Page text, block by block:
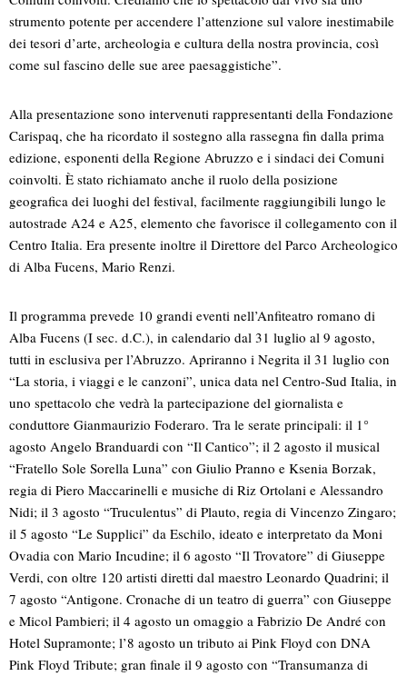
strumento potente per accendere l’attenzione sul valore inestimabile
dei tesori d’arte, archeologia e cultura della nostra provincia, così
come sul fascino delle sue aree paesaggistiche”.
Alla presentazione sono intervenuti rappresentanti della Fondazione
Carispaq, che ha ricordato il sostegno alla rassegna fin dalla prima
edizione, esponenti della Regione Abruzzo e i sindaci dei Comuni
coinvolti. È stato richiamato anche il ruolo della posizione
geografica dei luoghi del festival, facilmente raggiungibili lungo le
autostrade A24 e A25, elemento che favorisce il collegamento con il
Centro Italia. Era presente inoltre il Direttore del Parco Archeologico
di Alba Fucens, Mario Renzi.
Il programma prevede 10 grandi eventi nell’Anfiteatro romano di
Alba Fucens (I sec. d.C.), in calendario dal 31 luglio al 9 agosto,
tutti in esclusiva per l’Abruzzo. Apriranno i Negrita il 31 luglio con
“La storia, i viaggi e le canzoni”, unica data nel Centro-Sud Italia, in
uno spettacolo che vedrà la partecipazione del giornalista e
conduttore Gianmaurizio Foderaro. Tra le serate principali: il 1°
agosto Angelo Branduardi con “Il Cantico”; il 2 agosto il musical
“Fratello Sole Sorella Luna” con Giulio Pranno e Ksenia Borzak,
regia di Piero Maccarinelli e musiche di Riz Ortolani e Alessandro
Nidi; il 3 agosto “Truculentus” di Plauto, regia di Vincenzo Zingaro;
il 5 agosto “Le Supplici” da Eschilo, ideato e interpretato da Moni
Ovadia con Mario Incudine; il 6 agosto “Il Trovatore” di Giuseppe
Verdi, con oltre 120 artisti diretti dal maestro Leonardo Quadrini; il
7 agosto “Antigone. Cronache di un teatro di guerra” con Giuseppe
e Micol Pambieri; il 4 agosto un omaggio a Fabrizio De André con
Hotel Supramonte; l’8 agosto un tributo ai Pink Floyd con DNA
Pink Floyd Tribute; gran finale il 9 agosto con “Transumanza di